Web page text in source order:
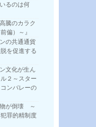
るのは何
騰のカラク
偏）～』
の共通通貨
を促進する
文化が生ん
２～スター
ンバレーの
物が倒壊 ～
罪的精制度